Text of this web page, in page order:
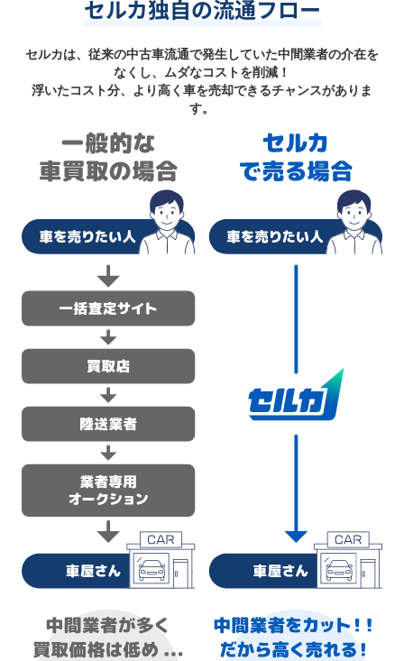
セルカ独自の流通フロー
セルカは、従来の中古車流通で発生していた中間業者の介在を
なくし、ムダなコストを削減！
浮いたコスト分、より高く車を売却できるチャンスがありま
す。